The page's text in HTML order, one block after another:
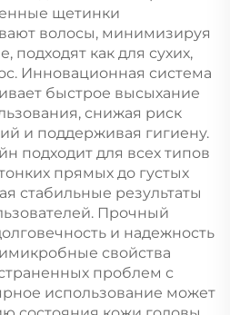
щетинки
волосы, минимизируя
подходят как для сухих,
Инновационная система
быстрое высыхание
снижая риск
и поддерживая гигиену.
подходит для всех типов
прямых до густых
стабильные результаты
Прочный
и надежность
свойства
проблем с
использование может